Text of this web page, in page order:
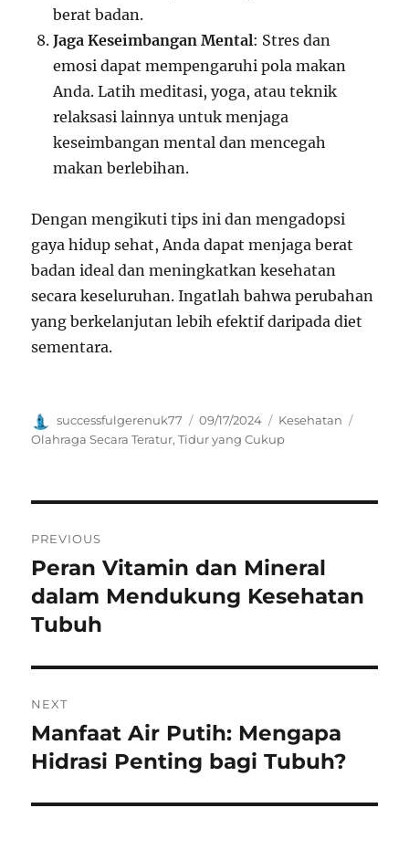
berat badan.
Jaga Keseimbangan Mental: Stres dan
emosi dapat mempengaruhi pola makan
Anda. Latih meditasi, yoga, atau teknik
relaksasi lainnya untuk menjaga
keseimbangan mental dan mencegah
makan berlebihan.
Dengan mengikuti tips ini dan mengadopsi
gaya hidup sehat, Anda dapat menjaga berat
badan ideal dan meningkatkan kesehatan
secara keseluruhan. Ingatlah bahwa perubahan
yang berkelanjutan lebih efektif daripada diet
sementara.
Author
successfulgerenuk77
Posted
on
09/17/2024 Categories
Kesehatan
Olahraga Secara Teratur,Tidur yang Cukup
pos
PREVIOUS
Previous
post:
Peran Vitamin dan Mineral
dalam Mendukung Kesehatan
Tubuh
NEXT
Next
post:
Manfaat Air Putih: Mengapa
Hidrasi Penting bagi Tubuh?